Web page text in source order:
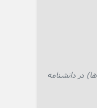
در دانشنامه